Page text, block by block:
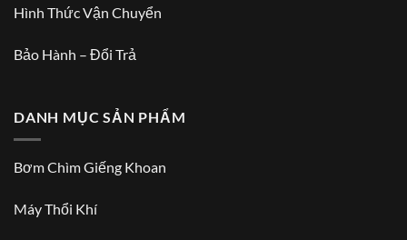
Hình Thức Vận Chuyển
Bảo Hành – Đổi Trả
DANH MỤC SẢN PHẨM
Bơm Chìm Giếng Khoan
Máy Thổi Khí